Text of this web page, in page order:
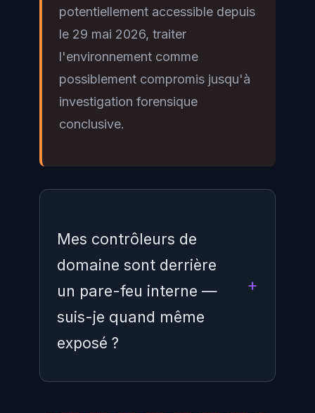
potentiellement accessible depuis
le 29 mai 2026, traiter
l'environnement comme
possiblement compromis jusqu'à
investigation forensique
conclusive.
Mes contrôleurs de
domaine sont derrière
un pare-feu interne —
suis-je quand même
exposé ?